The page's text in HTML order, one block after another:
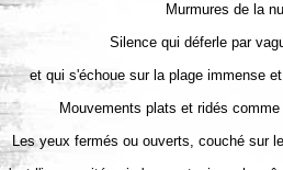
Murmures de la
Silence qui déferle par
et qui s'échoue sur la plage immense
Mouvements plats et ridés
Les yeux fermés ou ouverts, couché sur